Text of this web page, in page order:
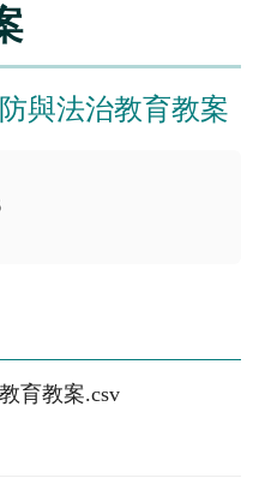
與法治教育教案
育教案.csv